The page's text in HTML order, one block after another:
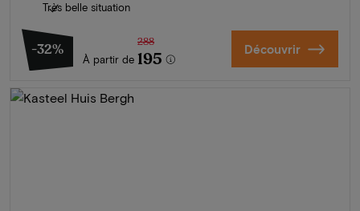
Très belle situation
-32%
À partir de
288
195 Découvrir